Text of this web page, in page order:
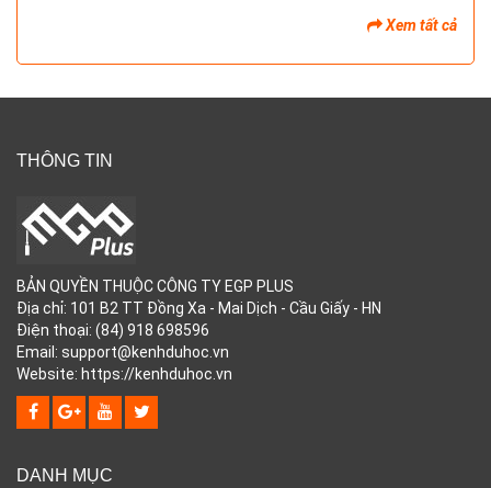
Xem tất cả
THÔNG TIN
BẢN QUYỀN THUỘC CÔNG TY EGP PLUS
Địa chỉ: 101 B2 TT Đồng Xa - Mai Dịch - Cầu Giấy - HN
Điện thoại: (84) 918 698596
Email: support@kenhduhoc.vn
Website: https://kenhduhoc.vn
DANH MỤC